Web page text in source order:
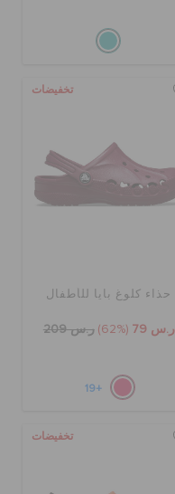
تخفيضات
حذاء كلوغ بايا للأطفال
ر.س 79 (62%) ر.س 209
+19
تخفيضات